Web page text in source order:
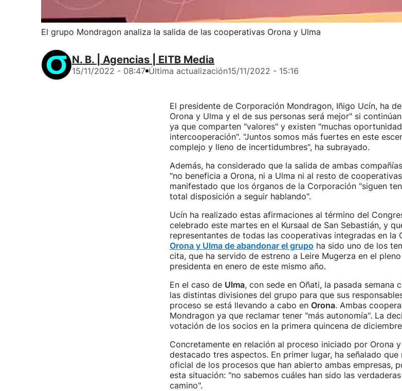
El grupo Mondragon analiza la salida de las cooperativas Orona y Ulma
N. B. | Agencias | EITB Media
15/11/2022 - 08:47 Última actualización15/11/2022 - 15:16
El presidente de Corporación Mondragon, Iñigo Ucín, ha
Orona y Ulma y el de sus personas será mejor" si
ya que comparten "valores" y existen "muchas
intercooperación". "Juntos somos más fuertes en este
complejo y lleno de incertidumbres", ha subrayado.
Además, ha considerado que la salida de ambas
"no beneficia a Orona, ni a Ulma ni al resto de
manifestado que los órganos de la Corporación "siguen
total disposición a seguir hablando".
Ucín ha realizado estas afirmaciones al término del
celebrado este martes en el Kursaal de San Sebastián, y
representantes de todas las cooperativas integradas en la
Orona y Ulma de abandonar el grupo ha sido uno de los
cita, que ha servido de estreno a Leire Mugerza en el
presidenta en enero de este mismo año.
En el caso de Ulma, con sede en Oñati, la pasada semana
las distintas divisiones del grupo para que sus
proceso se está llevando a cabo en Orona. Ambas
Mondragon ya que reclamar tener "más autonomía". La
votación de los socios en la primera quincena de
Concretamente en relación al proceso iniciado por Orona
destacado tres aspectos. En primer lugar, ha señalado
oficial de los procesos que han abierto ambas empresas,
esta situación: "no sabemos cuáles han sido las
camino".